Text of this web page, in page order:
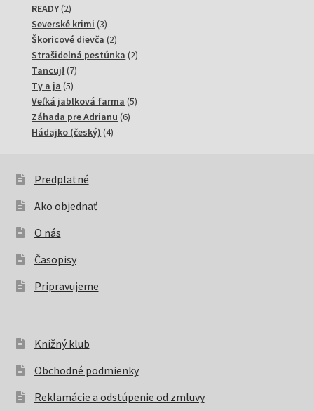
READY 22
produkty
Severské krimi 33
produkty
Škoricové dievča 22
produkty
Strašidelná pestúnka 22
Tancuj! 77
Ty a ja 55
produktov
Veľká jablková farma 55
Záhada pre Adrianu 66
Hádajko (český) 44
Predplatné
Ako objednať
O nás
Časopisy
Pripravujeme
Knižný klub
Obchodné podmienky
Reklamácie a odstúpenie od zmluvy